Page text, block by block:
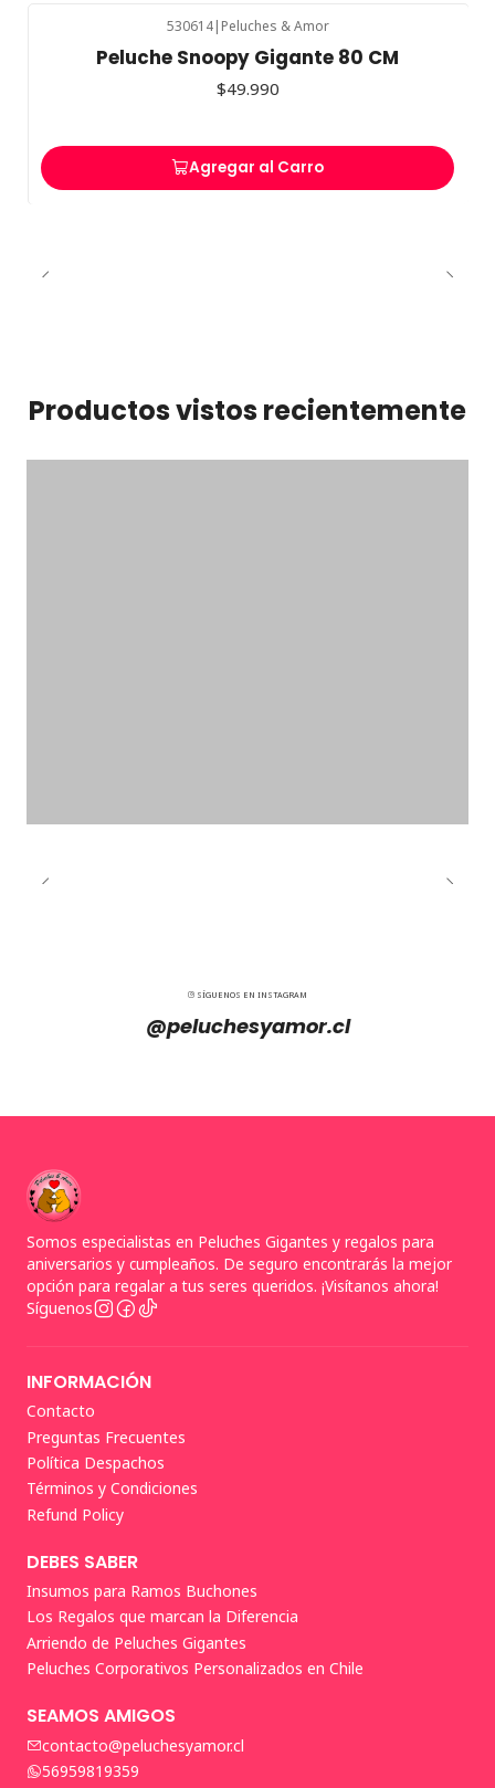
530614| Peluches & Amor
Peluche Snoopy Gigante 80 CM
$49.990
Agregar al Carro
Productos vistos recientemente
SÍGUENOS EN INSTAGRAM
@peluchesyamor.cl
Somos especialistas en Peluches Gigantes y regalos para
aniversarios y cumpleaños. De seguro encontrarás la mejor
opción para regalar a tus seres queridos. ¡Visítanos ahora!
Síguenos
INFORMACIÓN
Contacto
Preguntas Frecuentes
Política Despachos
Términos y Condiciones
Refund Policy
DEBES SABER
Insumos para Ramos Buchones
Los Regalos que marcan la Diferencia
Arriendo de Peluches Gigantes
Peluches Corporativos Personalizados en Chile
SEAMOS AMIGOS
contacto@peluchesyamor.cl
56959819359